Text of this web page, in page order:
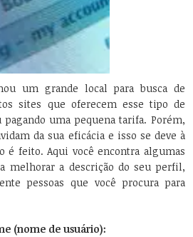
um grande local para busca de
sites que oferecem esse tipo de
pagando uma pequena tarifa. Porém,
da sua eficácia e isso se deve à
é feito. Aqui você encontra algumas
melhorar a descrição do seu perfil,
pessoas que você procura para
(nome de usuário):